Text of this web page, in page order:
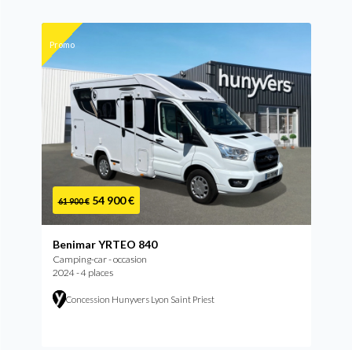
Promo
61 900 € 54 900 €
Benimar YRTEO 840
Camping-car - occasion
2024 - 4 places
Concession Hunyvers Lyon Saint Priest